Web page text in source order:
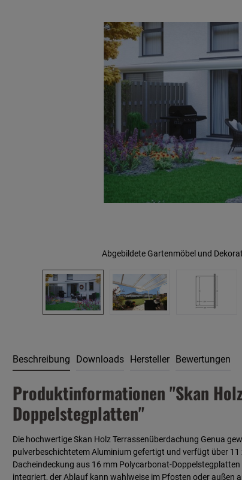
Abgebildete Gartenmöbel und
Beschreibung Downloads Hersteller Bewertungen
Produktinformationen "Skan
Doppelstegplatten"
Die hochwertige Skan Holz Terrassenüberdachung Genua
pulverbeschichtetem Aluminium gefertigt und verfügt über
Dacheindeckung aus 16 mm Polycarbonat-
integriert, der Ablauf kann wahlweise im Pfosten oder außen